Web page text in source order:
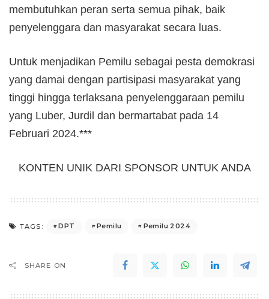
membutuhkan peran serta semua pihak, baik
penyelenggara dan masyarakat secara luas.
Untuk menjadikan Pemilu sebagai pesta demokrasi
yang damai dengan partisipasi masyarakat yang
tinggi hingga terlaksana penyelenggaraan pemilu
yang Luber, Jurdil dan bermartabat pada 14
Februari 2024.***
KONTEN UNIK DARI SPONSOR UNTUK ANDA
TAGS: DPT Pemilu Pemilu 2024
SHARE ON